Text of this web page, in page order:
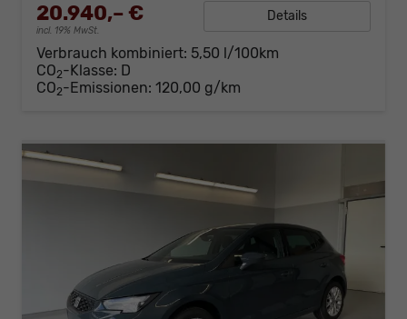
20.940,– €
incl. 19% MwSt.
Details
Verbrauch kombiniert: 5,50 l/100km
CO2-Klasse: D
CO2-Emissionen: 120,00 g/km